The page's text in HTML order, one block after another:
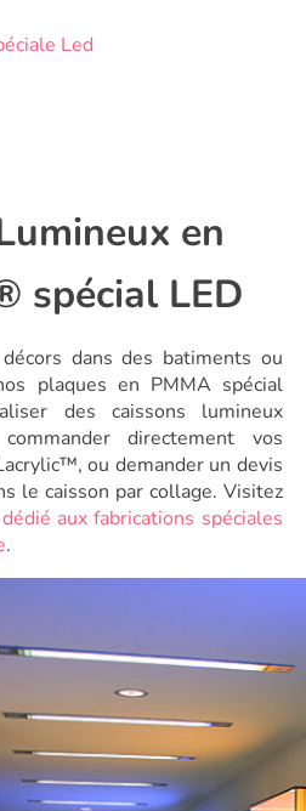
en
spécial LED
dans des batiments ou
plaques en PMMA spécial
des caissons lumineux
directement vos
ou demander un devis
le caisson par collage. Visitez
aux fabrications spéciales
.